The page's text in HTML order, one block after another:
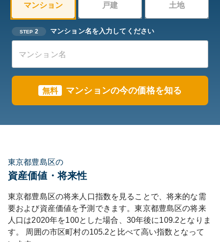
マンション 戸建 土地
STEP 2 マンション名を入力してください
無料 マンションの今の価格を知る
東京都豊島区の
資産価値・将来性
東京都豊島区の将来人口指数を見ることで、将来的な需
要および資産価値を予測できます。東京都豊島区の将来
人口は2020年を100とした場合、30年後に109.2となりま
す。
周囲の市区町村の105.2と比べて高い指数となって